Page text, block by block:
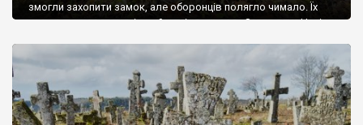
змогли захопити замок, але оборонців полягло чимало. Їх
поховали на цвинтарі, який тоді називався Замковим. Нині на
ньому чимало хрестів 19 століття, є такі, де епітафії стер […]